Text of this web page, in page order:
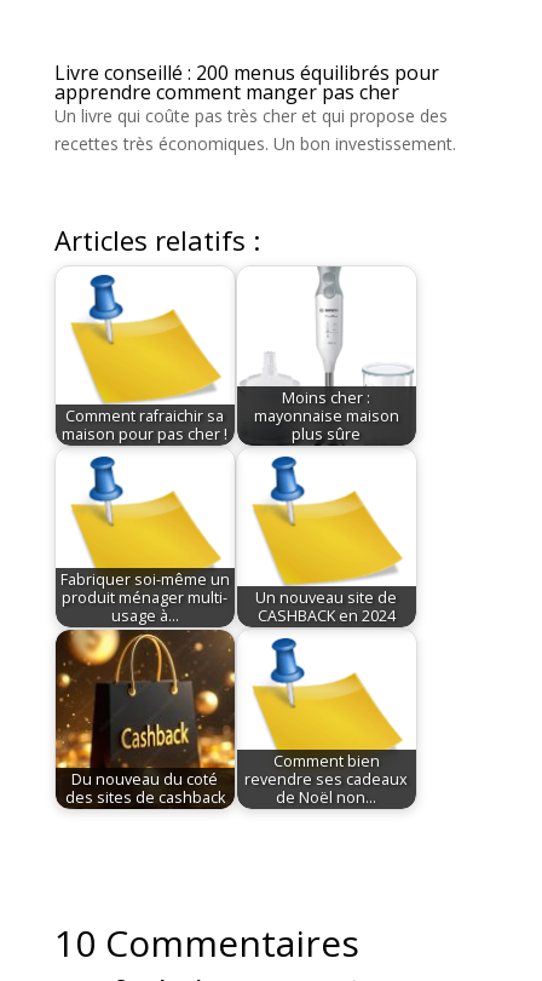
Livre conseillé : 200 menus équilibrés pour
apprendre comment manger pas cher
Un livre qui coûte pas très cher et qui propose des
recettes très économiques. Un bon investissement.
Articles relatifs :
Comment rafraichir sa
maison pour pas cher !
Moins cher :
mayonnaise maison
plus sûre
Fabriquer soi-même un
produit ménager multi-
usage à…
Un nouveau site de
CASHBACK en 2024
Du nouveau du coté
des sites de cashback
Comment bien
revendre ses cadeaux
de Noël non…
10 Commentaires